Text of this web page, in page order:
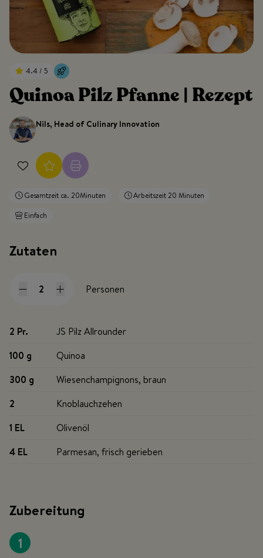
4.4 / 5
Quinoa Pilz Pfanne | Rezept
Nils, Head of Culinary Innovation
Gesamtzeit ca. 20Minuten
Arbeitszeit 20 Minuten
Einfach
Zutaten
Personen
2 Pr.
JS Pilz Allrounder
100 g
Quinoa
300 g
Wiesenchampignons, braun
2
Knoblauchzehen
1 EL
Olivenöl
4 EL
Parmesan, frisch gerieben
Zubereitung
1